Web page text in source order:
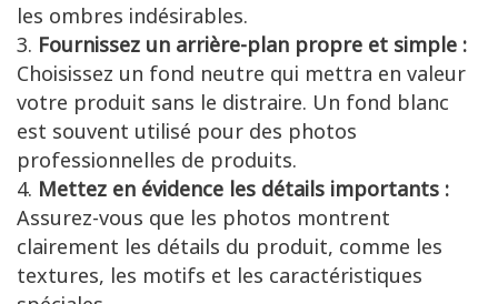
les ombres indésirables.
Fournissez un arrière-plan propre et simple :
Choisissez un fond neutre qui mettra en valeur
votre produit sans le distraire. Un fond blanc
est souvent utilisé pour des photos
professionnelles de produits.
Mettez en évidence les détails importants :
Assurez-vous que les photos montrent
clairement les détails du produit, comme les
textures, les motifs et les caractéristiques